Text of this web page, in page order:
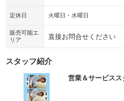
定休日 火曜日・水曜日
販売可能エ
リア
直接お問合せください
スタッフ紹介
営業＆サービスス